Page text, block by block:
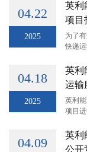
04.22
2025
英利
项目
为了
快递
目。
04.18
2025
英利
运输
英利
项目
04.09
英利
公开